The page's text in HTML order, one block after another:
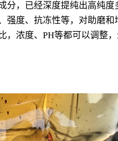
分，已经深度提纯出高纯
度、抗冻性等，对助磨
，浓度、PH等都可以调整